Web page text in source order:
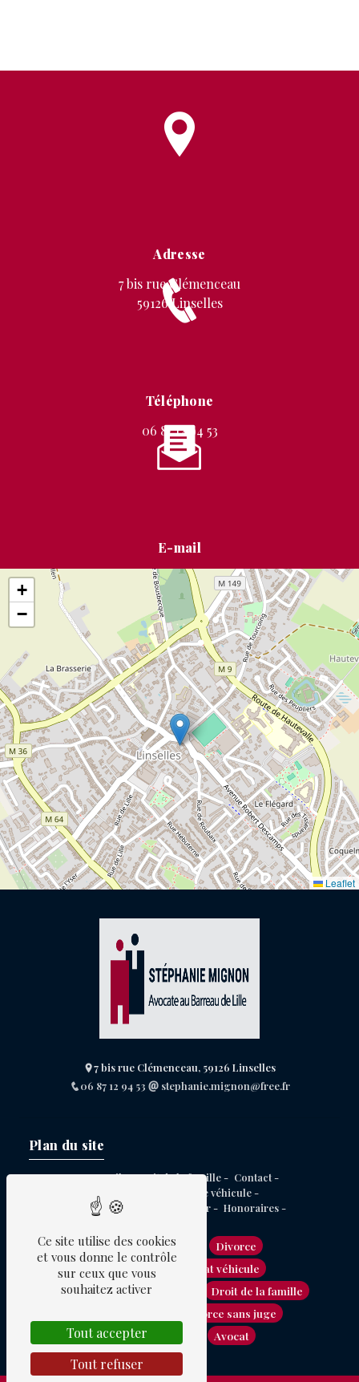
Adresse
7 bis rue Clémenceau
59126 Linselles
Téléphone
06 87 12 94 53
E-mail
stephanie.mignon@free.fr
+
−
Leaflet
7 bis rue Clémenceau, 59126 Linselles
06 87 12 94 53
stephanie.mignon@free.fr
Plan du site
Accueil - Droit de la famille - Contact -
Contentieux achat de véhicule -
Droit du conflit immobilier - Honoraires -
Avocat immobilier
Divorce
Avocat en litige achat véhicule
Droit du conflit immobilier
Droit de la famille
Divorce sans juge
Divorce amiable
Avocat
Ce site utilise des cookies
et vous donne le contrôle
sur ceux que vous
souhaitez activer
Tout accepter
Tout refuser